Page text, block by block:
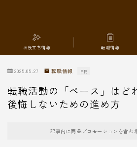
お役立ち情報 転職情報
2025.05.27 転職情報 PR
転職活動の「ペース」はど
後悔しないための進め方
記事内に商品プロモーションを含む